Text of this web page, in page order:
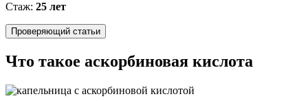
Стаж: 25 лет
Проверяющий статьи
Что такое аскорбиновая кислота